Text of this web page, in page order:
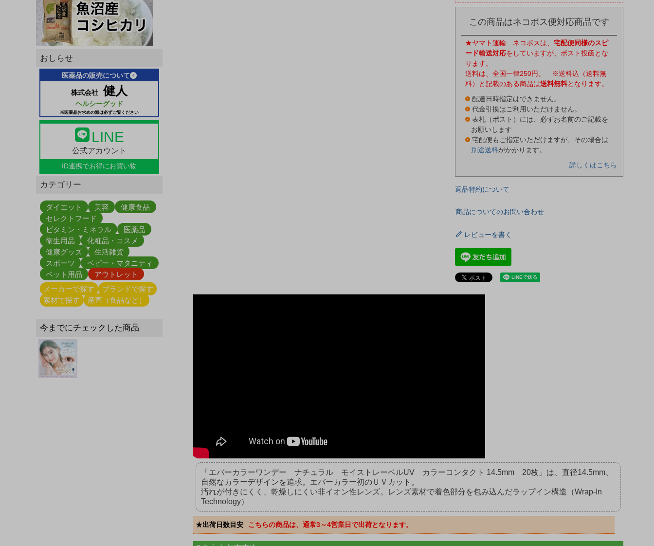
おしらせ
医薬品の販売について
株式会社 健人
ヘルシーグッド
※医薬品お求めの際は必ずご覧ください
LINE
公式アカウント
ID連携でお得にお買い物
カテゴリー
ダイエット 美容
健康食品
セレクトフード
ビタミン・ミネラル
医薬品
衛生用品
化粧品・コスメ
健康グッズ
生活雑貨
スポーツ
ベビー・マタニティ
ペット用品
アウトレット
メーカーで探す
ブランドで探す
素材で探す
産直（食品など）
今までにチェックした商品
この商品はネコポス便対応商品です
★ヤマト運輸 ネコポスは、宅配便同様のスピ
ード輸送対応をしていますが、ポスト投函とな
ります。
送料は、全国一律250円。 ※送料込（送料無
料）と記載のある商品は送料無料となります。
配達日時指定はできません。
代金引換はご利用いただけません。
表札（ポスト）には、必ずお名前のご記載を
お願いします
宅配便もご指定いただけますが、その場合は
別途送料がかかります。
詳しくはこちら
返品特約について
商品についてのお問い合わせ
レビューを書く
「エバーカラーワンデー ナチュラル モイストレーベルUV カラーコンタクト 14.5mm 20枚」は、直径14.5mm、
自然なカラーデザインを追求。エバーカラー初のＵＶカット。
汚れが付きにくく、乾燥しにくい非イオン性レンズ。レンズ素材で着色部分を包み込んだラップイン構造（Wrap-In
Technology）
★出荷日数目安 こちらの商品は、通常3～4営業日で出荷となります。